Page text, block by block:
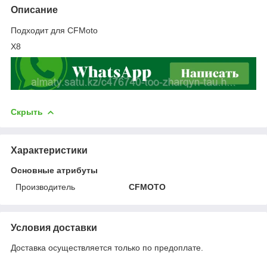
Описание
Подходит для CFMoto
Х8
Скрыть
Характеристики
Основные атрибуты
Производитель
CFMOTO
Условия доставки
Доставка осуществляется только по предоплате.